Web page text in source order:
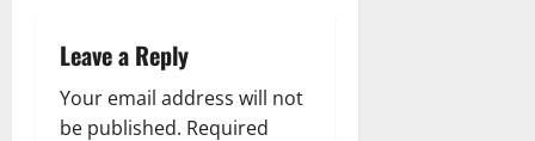
g
a
Leave a Reply
Your email address will not
be published. Required